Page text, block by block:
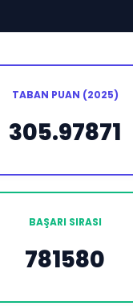
TABAN PUAN (2025)
305.97871
BAŞARI SIRASI
781580